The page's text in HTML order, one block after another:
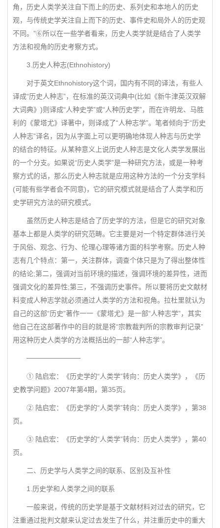
角，历史人类学关注自下而上的历史、系列史和本地人的历史
观，与传统史学关注自上而下的历史、事件史和局外人的历史观
不同。”⑥所以在一些学者看来，历史人类学就是结合了人类学
方法和视角的历史考察方式。
3.历史人种志(Ethnohistory)
对于英文Ethnohistory这个词，国内有不同的译法，有些人
译成“历史人种志”，在标准的英汉词典中(比如《新牛津英汉双解
大词典》)则译成“人种史学”或“人种历史学”，而在许明龙、马胜
利的《蒙塔尤》译著中，则译成了“人种志学”。笔者倾向于“历史
人种志”译名，因为从字面上可以更明确地体现人种志与历史学
的结合的特征。从某种意义上说历史人种志是文化人类学发展出
的一个分支。如果说“历史人类学”是一种研究方法，或是一种考
察方式的话，那么历史人种志就是应用这种方法的一个分支学科
(可能有些学者会不同意)，它的研究模式就是结合了人类学和历
史学研究方法的研究模式。
虽然历史人种志是结合了历史学的方法，但是它的研究对象
基本上都是人类学的研究范畴。它主要是对一个特定群体进行关
于风俗、观念、行为、伦理心理等诸方面的科学考察。历史人种
志有几个特点：第一，关注群体，调查个体只是为了得出整体性
的结论;第二，强调对当前环境的描述，强调环境的差异性，进而
强调文化的差异性;第三，不强调历史事件。所以要将历史文献材
料变成人种志学就必须通过人类学的方法和视角。拉杜里就认为
自己的这部“历史”著作一一《蒙塔尤》是一部“人种志学”，其实
他自己在这部著作中的目的就是将“宗教裁判所的宗教审判记录”
用这种历史人类学的方法概括出的一部“人种志学”。
───────────
① 陆启宏：《历史学的“人类学”转向：历史人类学》，《历
史教学问题》2007年第4期，第35页。
② 陆启宏：《历史学的“人类学”转向：历史人类学》，第38
页。
③ 陆启宏：《历史学的“人类学”转向：历史人类学》，第40
页。
二、历史学与人类学之间的联系、区别及互补性
1.历史学和人类学之间的联系
一般来说，传统的历史学是基于文献材料对过去的研究，它
注重通过批判文献来认定过去发生了什么，并注重历史中的重大